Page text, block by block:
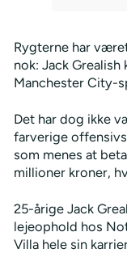
Rygterne har
nok: Jack
Manchester City-
Det har dog ikke
farverige
som menes at
millioner kroner,
25-årige Jack
lejeophold hos
Villa hele sin